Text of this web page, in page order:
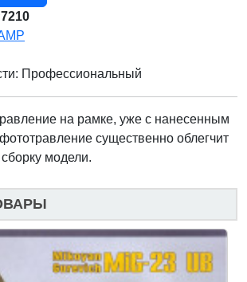
Профессиональный
на рамке, уже с нанесенным
существенно облегчит
модели.